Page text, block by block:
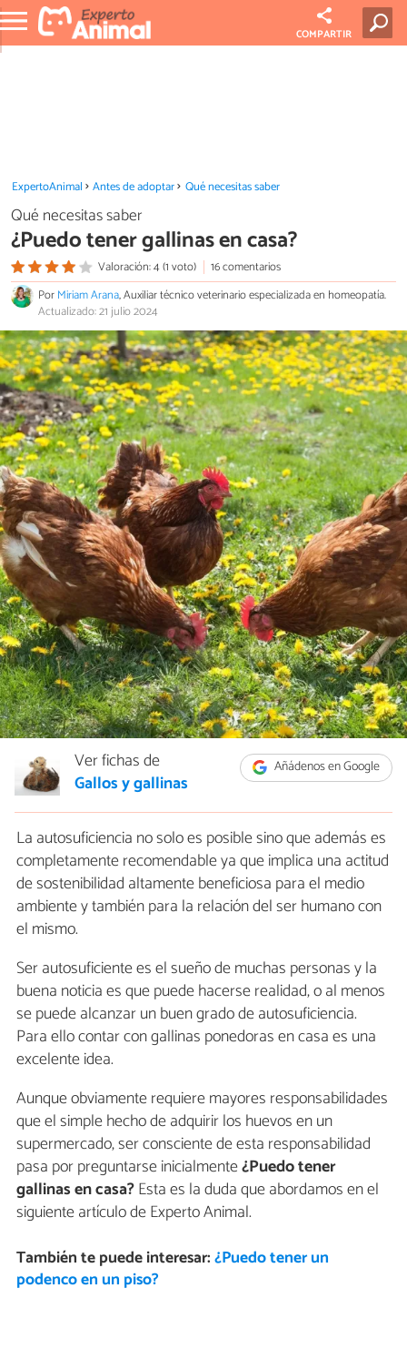
COMPARTIR
ExpertoAnimal Antes de adoptar Qué necesitas saber
Qué necesitas saber
¿Puedo tener gallinas en casa?
Valoración: 4 (1 voto)
16 comentarios
PorMiriam Arana, Auxiliar técnico veterinario especializada en homeopatía.
Actualizado: 21 julio 2024
Añádenos en Google
Ver fichas de
Gallos y gallinas
La autosuficiencia no solo es posible sino que además es
completamente recomendable ya que implica una actitud
de sostenibilidad altamente beneficiosa para el medio
ambiente y también para la relación del ser humano con
el mismo.
Ser autosuficiente es el sueño de muchas personas y la
buena noticia es que puede hacerse realidad, o al menos
se puede alcanzar un buen grado de autosuficiencia.
Para ello contar con gallinas ponedoras en casa es una
excelente idea.
Aunque obviamente requiere mayores responsabilidades
que el simple hecho de adquirir los huevos en un
supermercado, ser consciente de esta responsabilidad
pasa por preguntarse inicialmente¿Puedo tener
gallinas en casa?Esta es la duda que abordamos en el
siguiente artículo de Experto Animal.
También te puede interesar:¿Puedo tener un
podenco en un piso?